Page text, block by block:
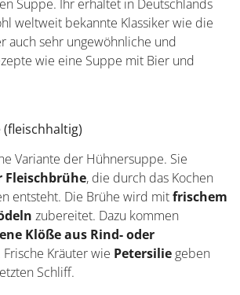
wärmen sich die Dänen gern mit
Suppe. Ihr erhaltet in Deutschlands
weltweit bekannte Klassiker wie die
auch sehr ungewöhnliche und
wie eine Suppe mit Bier und
Variante der Hühnersuppe. Sie
, die durch das Kochen
entsteht. Die Brühe wird mit
und Knödeln zubereitet. Dazu
gebratene Klöße aus Rind- oder
Frische Kräuter wie